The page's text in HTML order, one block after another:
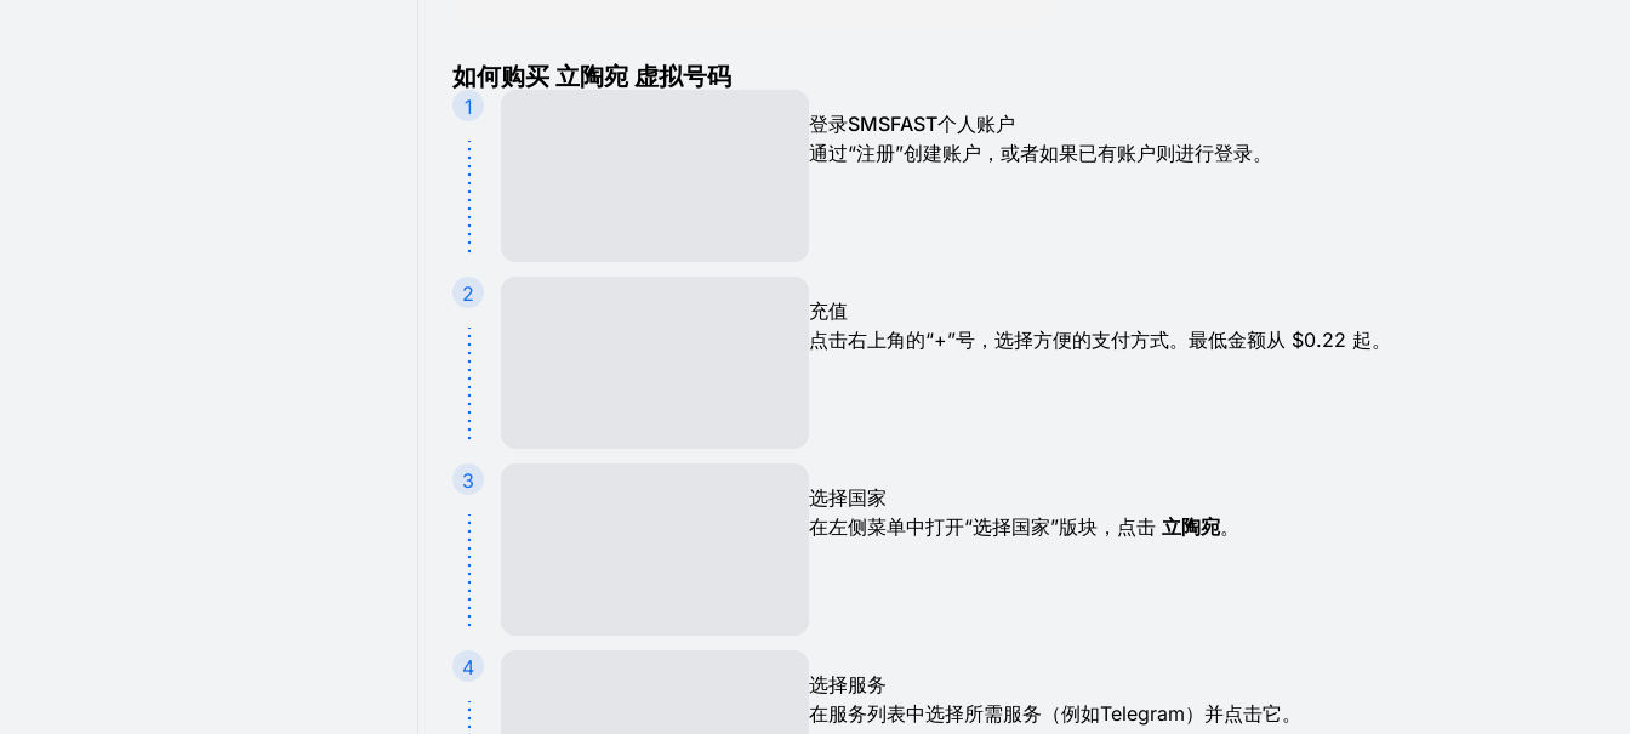
如何购买 立陶宛 虚拟号码
1
登录SMSFAST个人账户
通过“注册”创建账户，或者如果已有账户则进行登录。
2
充值
点击右上角的“+”号，选择方便的支付方式。最低金额从 $0.22 起。
3
选择国家
在左侧菜单中打开“选择国家”版块，点击 立陶宛。
4
选择服务
在服务列表中选择所需服务（例如Telegram）并点击它。